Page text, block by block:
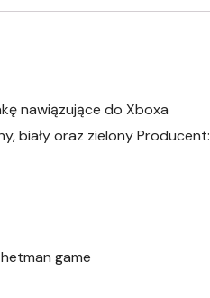
nawiązujące do Xboxa
biały oraz zielony Producent:
game